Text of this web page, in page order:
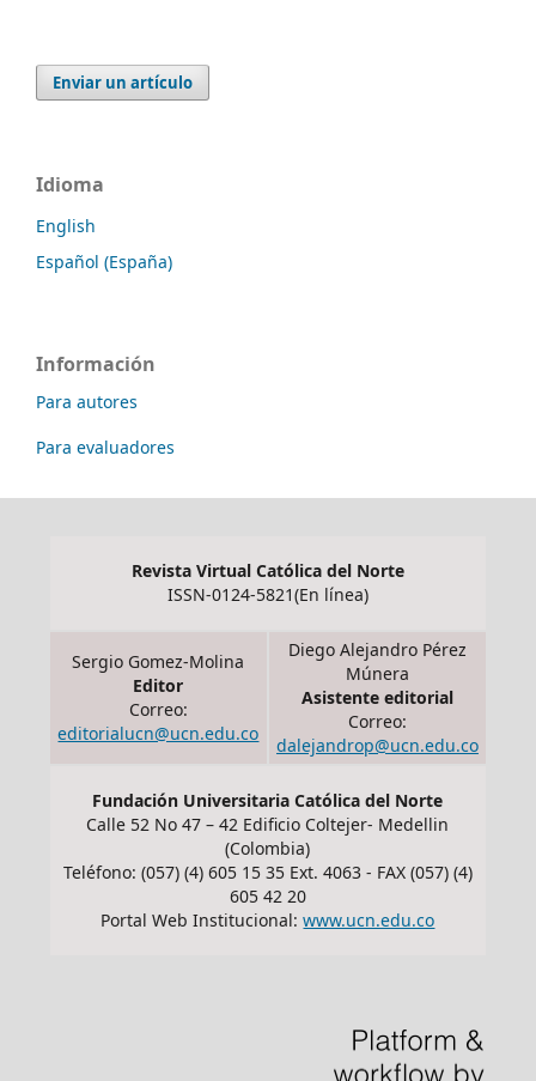
Enviar un artículo
Idioma
English
Español (España)
Información
Para autores
Para evaluadores
Revista Virtual Católica del Norte
ISSN-0124-5821(En línea)
Sergio Gomez-Molina
Editor
Correo:
editorialucn@ucn.edu.co
Diego Alejandro Pérez
Múnera
Asistente editorial
Correo:
dalejandrop@ucn.edu.co
Fundación Universitaria Católica del Norte
Calle 52 No 47 – 42 Edificio Coltejer- Medellin
(Colombia)
Teléfono: (057) (4) 605 15 35 Ext. 4063 - FAX (057) (4)
605 42 20
Portal Web Institucional:www.ucn.edu.co